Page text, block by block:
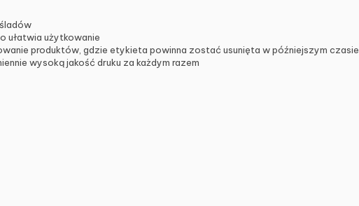
ułatwia użytkowanie
produktów, gdzie etykieta powinna zostać usunięta w późniejszym czasie
wysoką jakość druku za każdym razem